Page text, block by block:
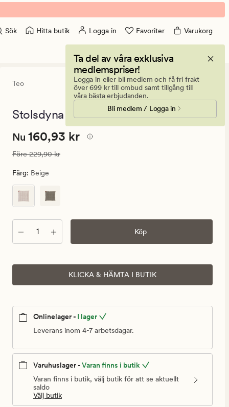
Sök Hitta butik Logga in Favoriter Varukorg
Ta del av våra exklusiva
medlemspriser!
Logga in eller bli medlem och få fri frakt
över 699 kr till ombud samt tillgång till
våra bästa erbjudanden.
Bli medlem / Logga in
Teo
17
omdömen
med
betyg
4.5
Stolsdyna beige - 40x40x4 cm
Nuvarande
160,93
kr.
pris
229,90
kr
Nuvarande pris
Nu 160,93 kr
Ordinarie pris 229,90 kr
Före229,90 kr
Färg: Beige
Antal Köp
KLICKA & HÄMTA I BUTIK
Onlinelager - I lager
Leverans inom 4-7 arbetsdagar.
Varuhuslager -Varan finns i butik
Varan finns i butik, välj butik för att se aktuellt
saldo
Välj butik